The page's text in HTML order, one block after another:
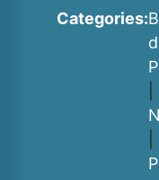
Categories: